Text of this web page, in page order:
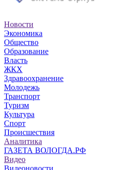
Новости
Экономика
Общество
Образование
Власть
ЖКХ
Здравоохранение
Молодежь
Транспорт
Туризм
Культура
Спорт
Происшествия
Аналитика
ГАЗЕТА ВОЛОГДА.РФ
Видео